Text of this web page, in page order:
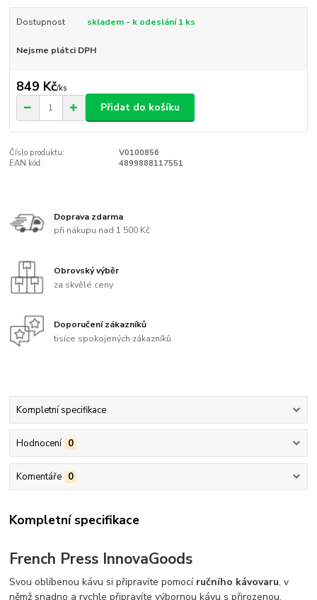
Dostupnost skladem - k odeslání 1 ks
Nejsme plátci DPH
849 Kč/ks
Přidat do košíku
Číslo produktu:
V0100856
EAN kód:
4899888117551
Doprava zdarma
při nákupu nad 1 500 Kč
Obrovský výběr
za skvělé ceny
Doporučení zákazníků
tisíce spokojených zákazníků
Kompletní specifikace
Hodnocení 0
Komentáře 0
Kompletní specifikace
French Press InnovaGoods
Svou oblíbenou kávu si připravíte pomocíručního kávovaru, v
němž snadno a rychle připravíte výbornou kávu s přirozenou,